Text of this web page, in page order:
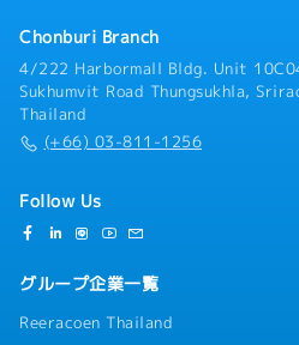
ト変動（為替・物流等）の影響管
Chonburi Branch
4/222 Harbormall Bldg. Unit
Sukhumvit Road Thungsukhla,
Thailand
(+66) 03-811-1256
Follow Us
グループ企業一覧
Reeracoen Thailand